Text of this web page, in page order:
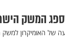
למשק הישראלי